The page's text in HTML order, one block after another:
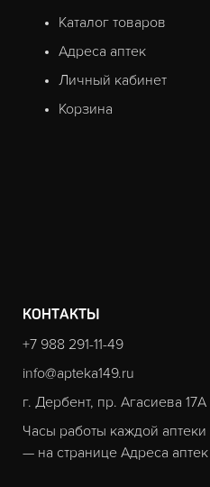
Каталог товаров
Адреса аптек
Личный кабинет
Корзина
КОНТАКТЫ
+7 988 291-11-49
info@apteka149.ru
г. Дербент, пр. Агасиева 17А
Часы работы каждой аптеки
— на странице Адреса аптек